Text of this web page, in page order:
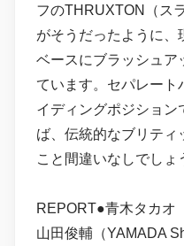
フのTHRUXTON（ス
がそうだったように、
ベースにブラッシュア
ています。セパレート
イディングポジション
ば、伝統的なブリティ
こと間違いなしでしょ
REPORT●青木タカ
山田俊輔（YAMADA